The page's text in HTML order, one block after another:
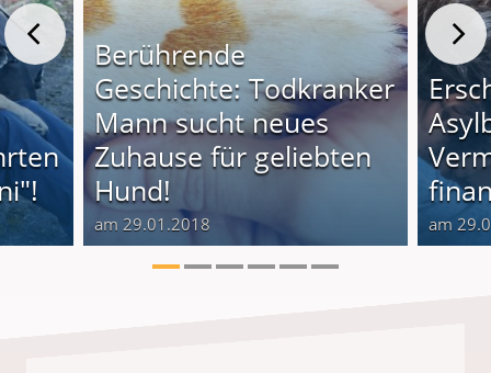
Berührende
Geschichte: Todkranker
Mann sucht neues
Zuhause für geliebten
Hund!
am 29.01.2018 am